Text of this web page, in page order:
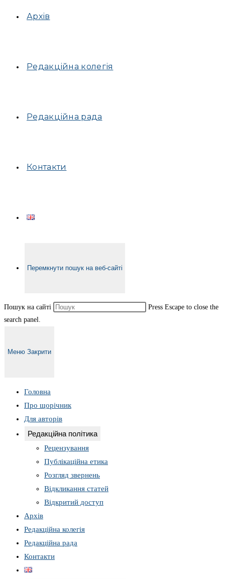
Архів
Редакційна колегія
Редакційна рада
Контакти
Перемкнути пошук на веб-сайті
Пошук на сайті
Press Escape to close the
search panel.
Меню Закрити
Головна
Про щорічник
Для авторів
Редакційна політика
Рецензування
Публікаційна етика
Розгляд звернень
Відкликання статей
Відкритий доступ
Архів
Редакційна колегія
Редакційна рада
Контакти